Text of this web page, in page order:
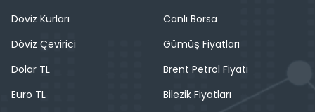
Döviz Kurları
Döviz Çevirici
Dolar TL
Euro TL
Canlı Borsa
Gümüş Fiyatları
Brent Petrol Fiyatı
Bilezik Fiyatları